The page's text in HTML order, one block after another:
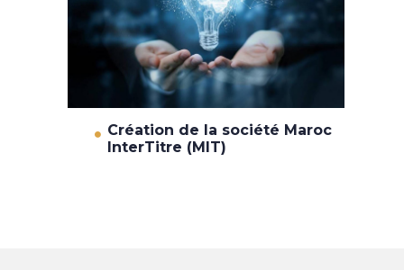
Création de la société Maroc
InterTitre (MIT)